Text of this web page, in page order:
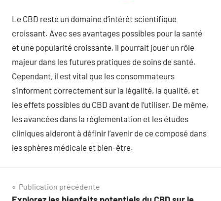
Le CBD reste un domaine d’intérêt scientifique
croissant. Avec ses avantages possibles pour la santé
et une popularité croissante, il pourrait jouer un rôle
majeur dans les futures pratiques de soins de santé.
Cependant, il est vital que les consommateurs
s’informent correctement sur la légalité, la qualité, et
les effets possibles du CBD avant de l’utiliser. De même,
les avancées dans la réglementation et les études
cliniques aideront à définir l’avenir de ce composé dans
les sphères médicale et bien-être.
Navigation
Publication précédente